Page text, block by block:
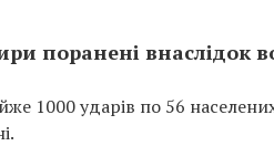
поранені внаслідок
1000 ударів по 56 населених